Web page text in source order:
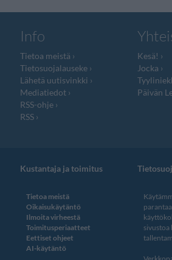
Info
Tietoa meistä
Tietosuojalauseke
Lähetä uutisvinkki
Mediatiedot
RSS-ohje
RSS
Kesä!
Jocka
Päivän
Kustantaja ja toimitus
Tietoa meistä
Oikaisukäytäntö
Ilmoita virheestä
Toimitusperiaatteet
Eettiset ohjeet
AI-käytäntö
sivustoa